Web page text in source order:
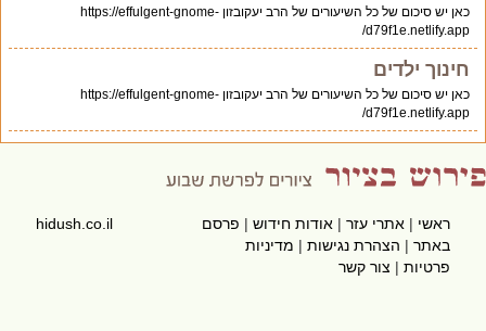
כאן יש סיכום של כל השיעורים של הרב יעקובזון https://effulgent-gnome-
d79f1e.netlify.app/
חינוך ילדים
כאן יש סיכום של כל השיעורים של הרב יעקובזון https://effulgent-gnome-
d79f1e.netlify.app/
ראשי|אתרי עזר|אודות חידוש|פרסם
באתר|הצהרת נגישות|מדיניות
פרטיות|צור קשר
hidush.co.il